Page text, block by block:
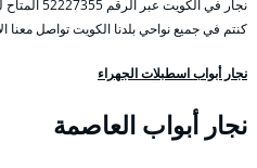
نجار في
كنتم في جميع نواحي بلدنا الكويت تواصل معنا الان
نجار أبواب اسطبلات الجهراء
نجار أبواب العاصمة